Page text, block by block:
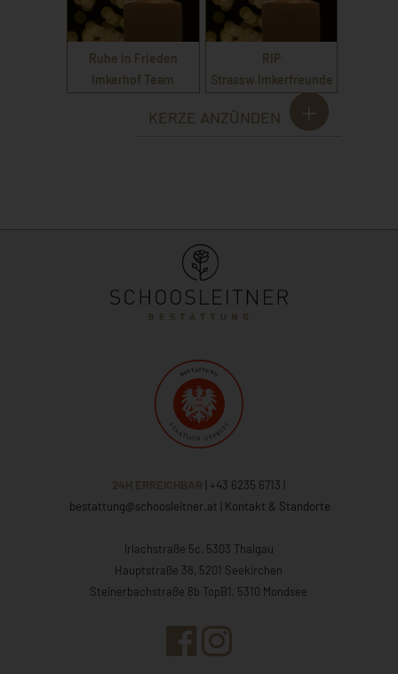
Ruhe in Frieden
Imkerhof Team
RIP
Strassw.Imkerfreunde
KERZE ANZÜNDEN
24H ERREICHBAR | +43 6235 6713
bestattung@schoosleitner.at
Kontakt & Standorte
Irlachstraße 5c, 5303 Thalgau
Hauptstraße 38, 5201 Seekirchen
Steinerbachstraße 8b TopB1, 5310 Mondsee